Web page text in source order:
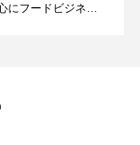
にフードビジネ